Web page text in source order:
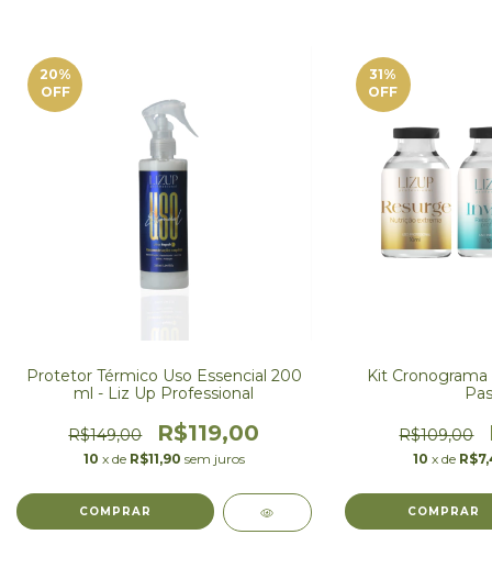
20%
OFF
Protetor Térmico Uso Essencial 200
ml - Liz Up Professional
R$149,00 R$119,00
10 x de R$11,90 sem juros
31%
OFF
Kit
R$109,00
10 x de